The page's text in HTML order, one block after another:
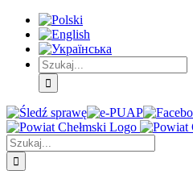
Skip
Treść
główna
Skip
Menu
główne
Skip
Menu
dodatkowe
Szukaj
Śledź
sprawę
E-
PUAP
Facebook
Szukaj